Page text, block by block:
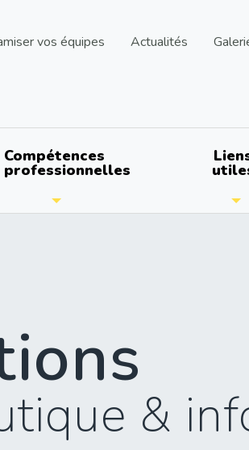
vos équipes Actualités
Compétences
professionnelles
&